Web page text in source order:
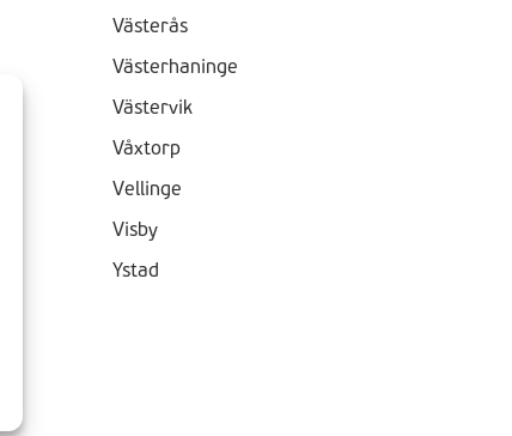
Västerås
Västerhaninge
Västervik
Våxtorp
Vellinge
Visby
Ystad